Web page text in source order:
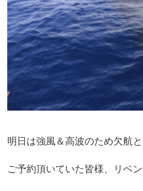
明日は強風＆高波のため欠航
ご予約頂いていた皆様、リベ